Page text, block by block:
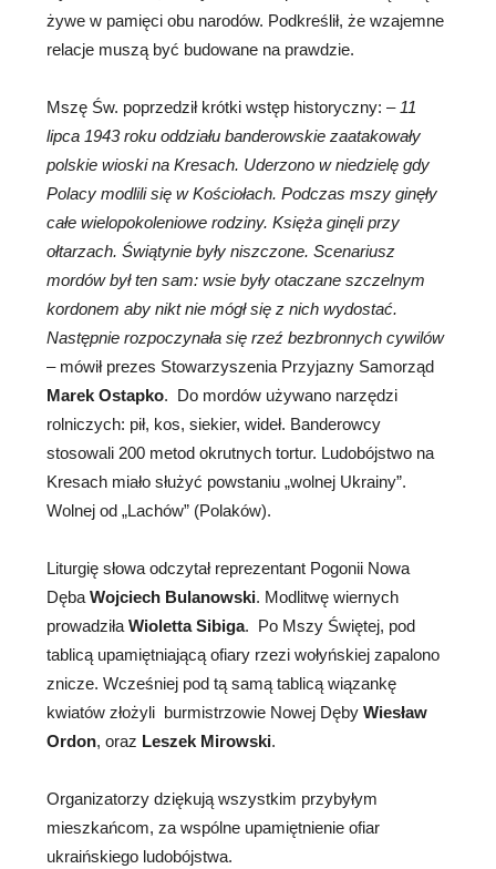
żywe w pamięci obu narodów. Podkreślił, że wzajemne
relacje muszą być budowane na prawdzie.
Mszę Św. poprzedził krótki wstęp historyczny: – 11
lipca 1943 roku oddziału banderowskie zaatakowały
polskie wioski na Kresach. Uderzono w niedzielę gdy
Polacy modlili się w Kościołach. Podczas mszy ginęły
całe wielopokoleniowe rodziny. Księża ginęli przy
ołtarzach. Świątynie były niszczone. Scenariusz
mordów był ten sam: wsie były otaczane szczelnym
kordonem aby nikt nie mógł się z nich wydostać.
Następnie rozpoczynała się rzeź bezbronnych cywilów
– mówił prezes Stowarzyszenia Przyjazny Samorząd
Marek Ostapko. Do mordów używano narzędzi
rolniczych: pił, kos, siekier, wideł. Banderowcy
stosowali 200 metod okrutnych tortur. Ludobójstwo na
Kresach miało służyć powstaniu „wolnej Ukrainy”.
Wolnej od „Lachów” (Polaków).
Liturgię słowa odczytał reprezentant Pogonii Nowa
Dęba Wojciech Bulanowski. Modlitwę wiernych
prowadziła Wioletta Sibiga. Po Mszy Świętej, pod
tablicą upamiętniającą ofiary rzezi wołyńskiej zapalono
znicze. Wcześniej pod tą samą tablicą wiązankę
kwiatów złożyli burmistrzowie Nowej Dęby Wiesław
Ordon, oraz Leszek Mirowski.
Organizatorzy dziękują wszystkim przybyłym
mieszkańcom, za wspólne upamiętnienie ofiar
ukraińskiego ludobójstwa.